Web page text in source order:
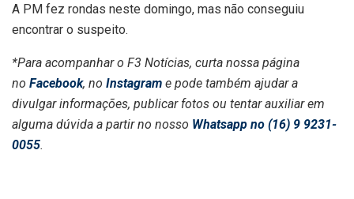
A PM fez rondas neste domingo, mas não conseguiu
encontrar o suspeito.
*Para acompanhar o F3 Notícias, curta nossa página
no Facebook, no Instagram e pode também ajudar a
divulgar informações, publicar fotos ou tentar auxiliar em
alguma dúvida a partir no nosso Whatsapp no (16) 9 9231-
0055.